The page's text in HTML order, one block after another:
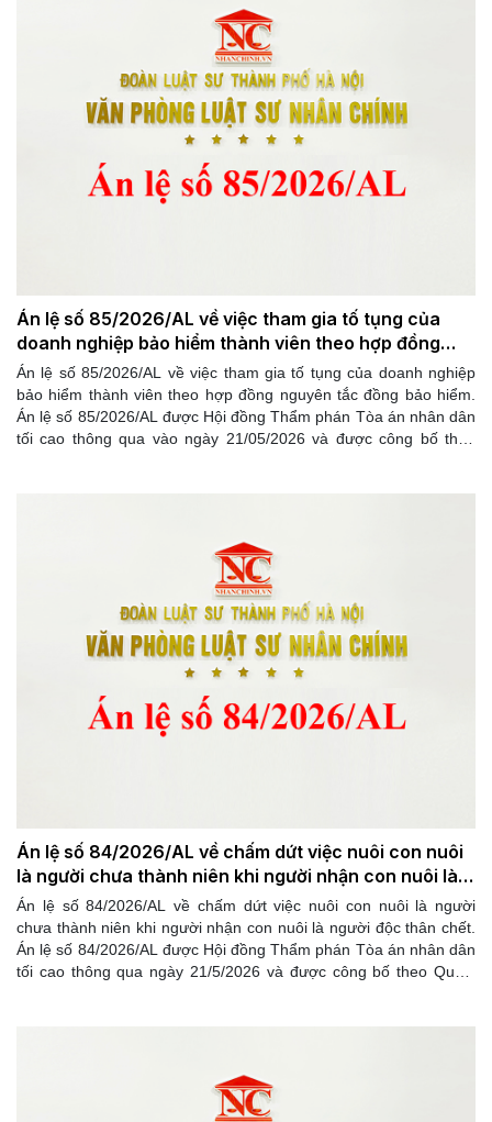
Án lệ số 85/2026/AL về việc tham gia tố tụng của
doanh nghiệp bảo hiểm thành viên theo hợp đồng
nguyên tắc đồng bảo hiểm
Án lệ số 85/2026/AL về việc tham gia tố tụng của doanh nghiệp
bảo hiểm thành viên theo hợp đồng nguyên tắc đồng bảo hiểm.
Án lệ số 85/2026/AL được Hội đồng Thẩm phán Tòa án nhân dân
tối cao thông qua vào ngày 21/05/2026 và được công bố theo
Án lệ số 84/2026/AL về chấm dứt việc nuôi con nuôi
là người chưa thành niên khi người nhận con nuôi là
người độc thân chết
Án lệ số 84/2026/AL về chấm dứt việc nuôi con nuôi là người
chưa thành niên khi người nhận con nuôi là người độc thân chết.
Án lệ số 84/2026/AL được Hội đồng Thẩm phán Tòa án nhân dân
tối cao thông qua ngày 21/5/2026 và được công bố theo Quyết